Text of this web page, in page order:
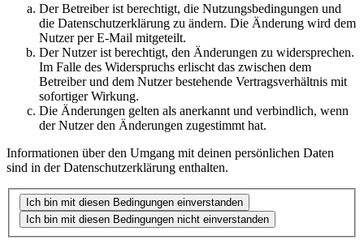
Der Betreiber ist berechtigt, die Nutzungsbedingungen und
die Datenschutzerklärung zu ändern. Die Änderung wird dem
Nutzer per E-Mail mitgeteilt.
Der Nutzer ist berechtigt, den Änderungen zu widersprechen.
Im Falle des Widerspruchs erlischt das zwischen dem
Betreiber und dem Nutzer bestehende Vertragsverhältnis mit
sofortiger Wirkung.
Die Änderungen gelten als anerkannt und verbindlich, wenn
der Nutzer den Änderungen zugestimmt hat.
Informationen über den Umgang mit deinen persönlichen Daten
sind in der Datenschutzerklärung enthalten.